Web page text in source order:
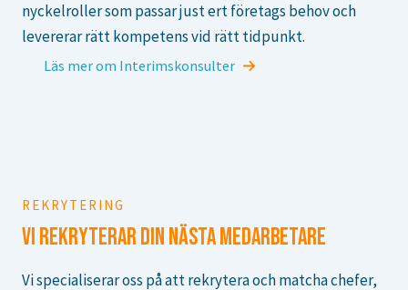
nyckelroller som passar just ert företags behov och
levererar rätt kompetens vid rätt tidpunkt.
Läs mer om Interimskonsulter
REKRYTERING
VI REKRYTERAR DIN NÄSTA MEDARBETARE
Vi specialiserar oss på att rekrytera och matcha chefer,